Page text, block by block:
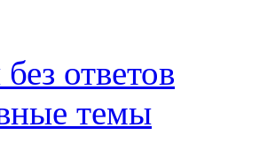
ответов
темы